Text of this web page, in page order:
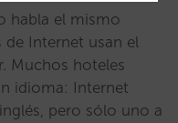
habla el mismo
Internet usan el
Muchos hoteles
idioma: Internet
pero sólo uno a